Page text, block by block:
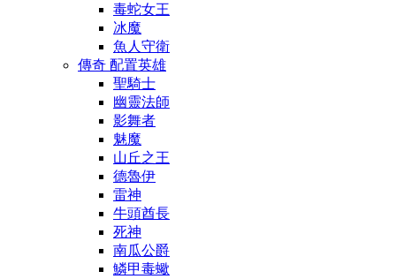
毒蛇女王
冰魔
魚人守衛
傳奇 配置英雄
聖騎士
幽靈法師
影舞者
魅魔
山丘之王
德魯伊
雷神
牛頭酋長
死神
南瓜公爵
鱗甲毒蠍